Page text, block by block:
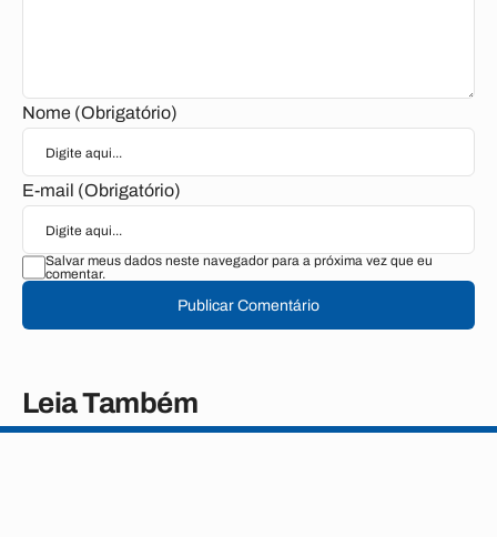
Nome (Obrigatório)
E-mail (Obrigatório)
Salvar meus dados neste navegador para a próxima vez que eu
comentar.
Publicar Comentário
Leia Também